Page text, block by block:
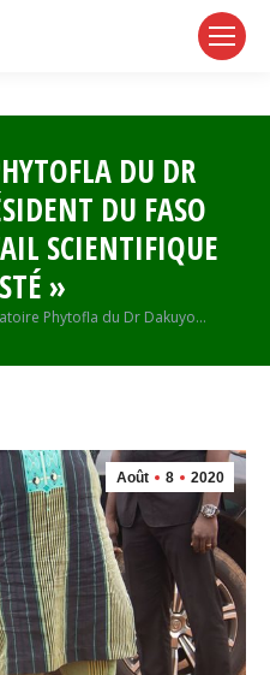
DU DR
DU FASO
SCIENTIFIQUE
»
Phytofla du Dr Dakuyo…
Août 8 2020